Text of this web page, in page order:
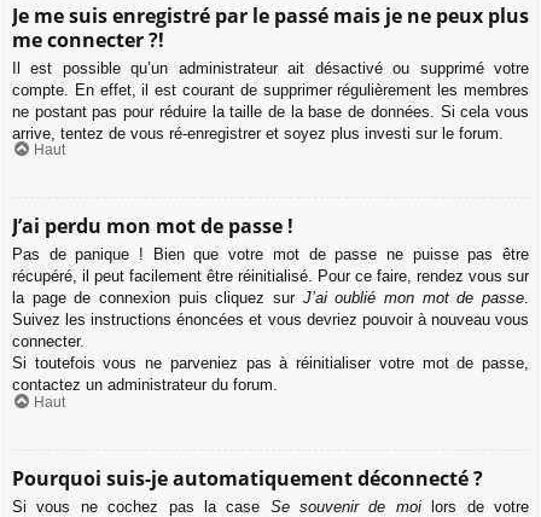
Je me suis enregistré par le passé mais je ne peux plus
me connecter ?!
Il est possible qu’un administrateur ait désactivé ou supprimé votre
compte. En effet, il est courant de supprimer régulièrement les membres
ne postant pas pour réduire la taille de la base de données. Si cela vous
arrive, tentez de vous ré-enregistrer et soyez plus investi sur le forum.
Haut
J’ai perdu mon mot de passe !
Pas de panique ! Bien que votre mot de passe ne puisse pas être
récupéré, il peut facilement être réinitialisé. Pour ce faire, rendez vous sur
la page de connexion puis cliquez sur J’ai oublié mon mot de passe.
Suivez les instructions énoncées et vous devriez pouvoir à nouveau vous
connecter.
Si toutefois vous ne parveniez pas à réinitialiser votre mot de passe,
contactez un administrateur du forum.
Haut
Pourquoi suis-je automatiquement déconnecté ?
Si vous ne cochez pas la case Se souvenir de moilors de votre